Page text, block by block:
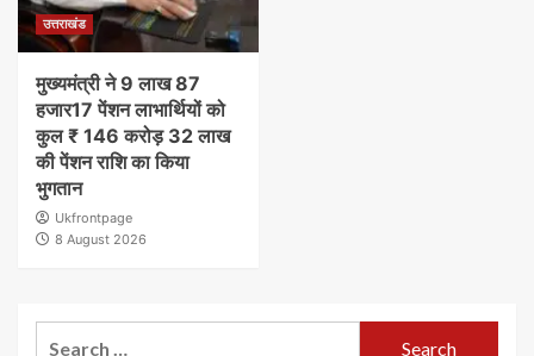
उत्तराखंड
मुख्यमंत्री ने 9 लाख 87
हजार17 पेंशन लाभार्थियों को
कुल ₹ 146 करोड़ 32 लाख
की पेंशन राशि का किया
भुगतान
Ukfrontpage
8 August 2026